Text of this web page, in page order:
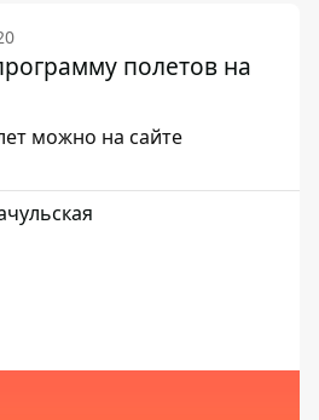
полетов на
можно на сайте